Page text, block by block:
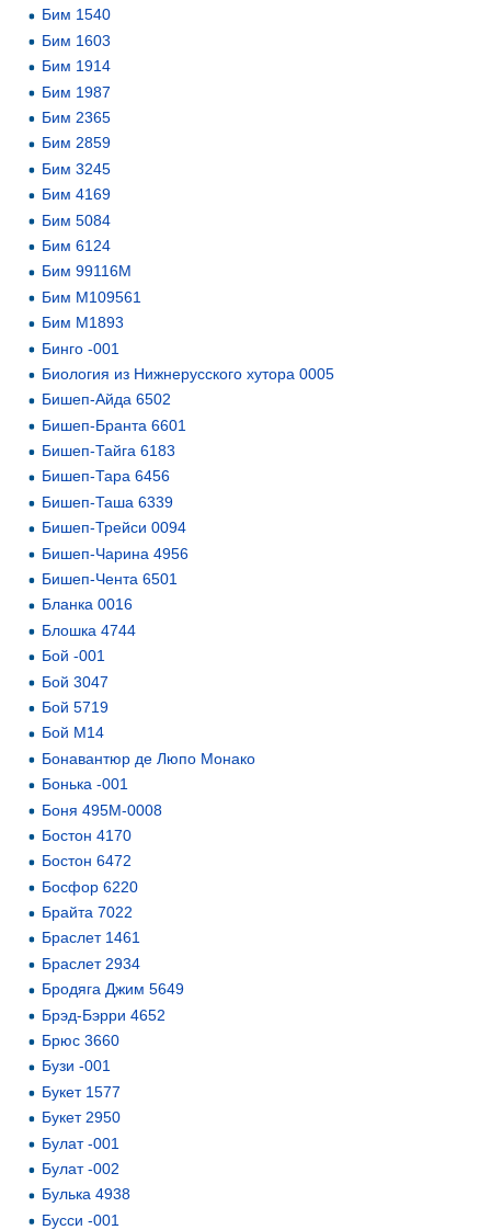
Бим 1540
Бим 1603
Бим 1914
Бим 1987
Бим 2365
Бим 2859
Бим 3245
Бим 4169
Бим 5084
Бим 6124
Бим 99116М
Бим М109561
Бим М1893
Бинго -001
Биология из Нижнерусского хутора 0005
Бишеп-Айда 6502
Бишеп-Бранта 6601
Бишеп-Тайга 6183
Бишеп-Тара 6456
Бишеп-Таша 6339
Бишеп-Трейси 0094
Бишеп-Чарина 4956
Бишеп-Чента 6501
Бланка 0016
Блошка 4744
Бой -001
Бой 3047
Бой 5719
Бой М14
Бонавантюр де Люпо Монако
Бонька -001
Боня 495М-0008
Бостон 4170
Бостон 6472
Босфор 6220
Брайта 7022
Браслет 1461
Браслет 2934
Бродяга Джим 5649
Брэд-Бэрри 4652
Брюс 3660
Бузи -001
Букет 1577
Букет 2950
Булат -001
Булат -002
Булька 4938
Бусси -001